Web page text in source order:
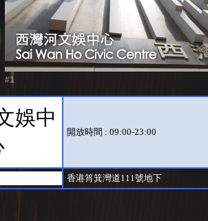
#1
娛中
開放時間 : 09:00-23:00
香港筲箕灣道111號地下